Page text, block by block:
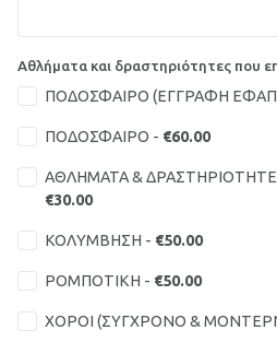
Αθλήματα και δραστηριότητες που
ΠΟΔΟΣΦΑΙΡΟ (ΕΓΓΡΑΦΗ
ΠΟΔΟΣΦΑΙΡΟ - €60.00
ΑΘΛΗΜΑΤΑ &
€30.00
ΚΟΛΥΜΒΗΣΗ - €50.00
ΡΟΜΠΟΤΙΚΗ - €50.00
ΧΟΡΟΙ (ΣΥΓΧΡΟΝΟ &